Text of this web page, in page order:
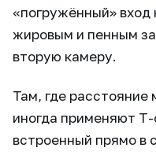
«погружённый»
жировым и пенным
вторую камеру.
Там, где
иногда применяют
встроенный прямо в